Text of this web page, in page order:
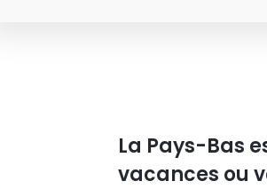
La Pays-Bas
vacances ou